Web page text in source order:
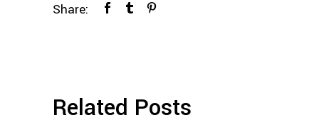
Share:
Related Posts